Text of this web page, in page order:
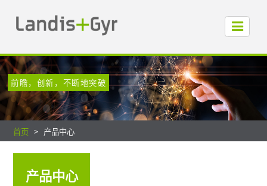
前瞻，创新，不断地突破
首页 产品中心
产品中心